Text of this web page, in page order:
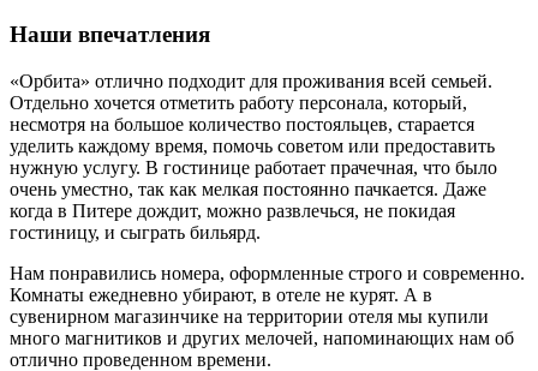
Наши впечатления
«Орбита» отлично подходит для проживания всей семьей.
Отдельно хочется отметить работу персонала, который,
несмотря на большое количество постояльцев, старается
уделить каждому время, помочь советом или предоставить
нужную услугу. В гостинице работает прачечная, что было
очень уместно, так как мелкая постоянно пачкается. Даже
когда в Питере дождит, можно развлечься, не покидая
гостиницу, и сыграть бильярд.
Нам понравились номера, оформленные строго и современно.
Комнаты ежедневно убирают, в отеле не курят. А в
сувенирном магазинчике на территории отеля мы купили
много магнитиков и других мелочей, напоминающих нам об
отлично проведенном времени.